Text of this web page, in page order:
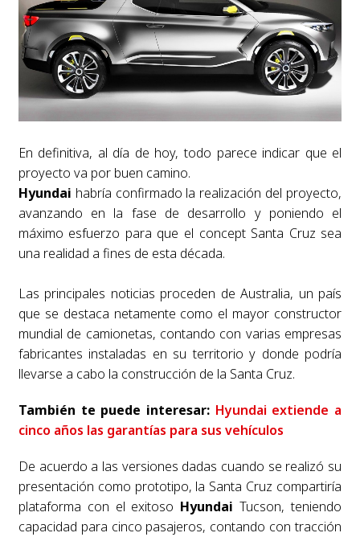
En definitiva, al día de hoy, todo parece indicar que el
proyecto va por buen camino.
Hyundai habría confirmado la realización del proyecto,
avanzando en la fase de desarrollo y poniendo el
máximo esfuerzo para que el concept Santa Cruz sea
una realidad a fines de esta década.
Las principales noticias proceden de Australia, un país
que se destaca netamente como el mayor constructor
mundial de camionetas, contando con varias empresas
fabricantes instaladas en su territorio y donde podría
llevarse a cabo la construcción de la Santa Cruz.
También te puede interesar: Hyundai extiende a
cinco años las garantías para sus vehículos
De acuerdo a las versiones dadas cuando se realizó su
presentación como prototipo, la Santa Cruz compartiría
plataforma con el exitoso Hyundai Tucson, teniendo
capacidad para cinco pasajeros, contando con tracción